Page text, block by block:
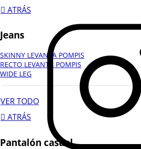
ATRÁS
Jeans
SKINNY LEVANTA POMPIS
RECTO LEVANTA POMPIS
WIDE LEG
VER TODO
ATRÁS
Pantalón casual